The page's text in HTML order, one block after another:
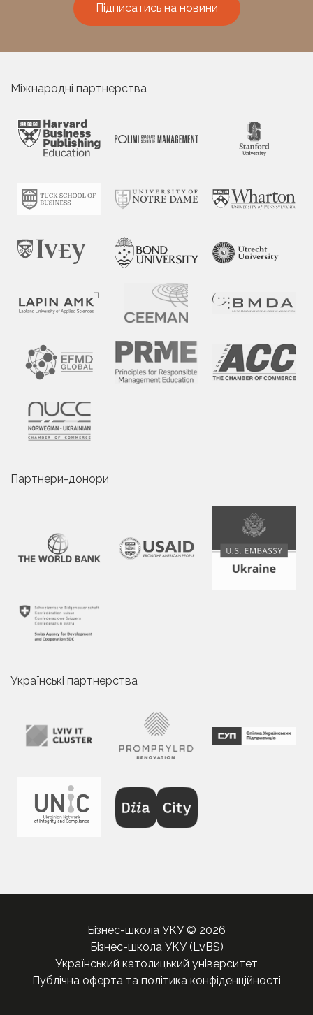
Підписатись на новини
Міжнародні партнерства
Партнери-донори
Українські партнерства
Бізнес-школа УКУ © 2026
Бізнес-школа УКУ (LvBS)
Український католицький університет
Публічна оферта та політика конфіденційності